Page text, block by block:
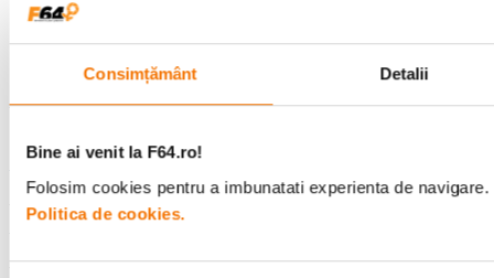
Consimțământ Detalii
Bine ai venit la F64.ro!
Folosim cookies pentru a imbunatati experienta de
Politica de cookies.
Consultanta
Suport
Service si garantii